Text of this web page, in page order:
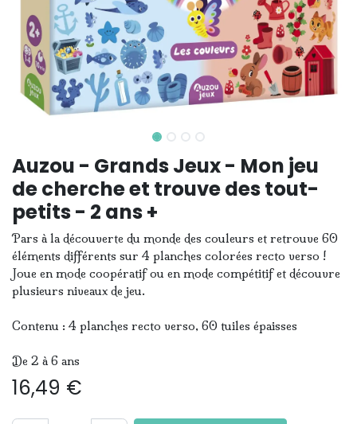
Auzou - Grands Jeux - Mon jeu
de cherche et trouve des tout-
petits - 2 ans +
Pars à la découverte du monde des couleurs et retrouve 60
éléments différents sur 4 planches colorées recto verso !
Joue en mode coopératif ou en mode compétitif et découvre
plusieurs niveaux de jeu.
Contenu : 4 planches recto verso, 60 tuiles épaisses
De 2 à 6 ans
16,49 €